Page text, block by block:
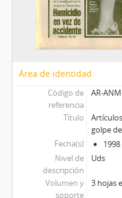
Área de identidad
Código de
referencia
AR-
Título
golpe
Fecha(s)
Nivel de
descripción
Uds
Volumen y
soporte
3 hojas